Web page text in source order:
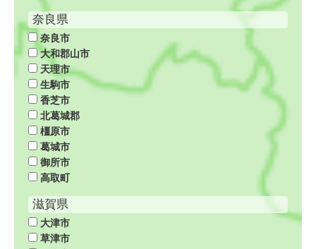
奈良県
奈良市
大和郡山市
天理市
生駒市
香芝市
北葛城郡
橿原市
葛城市
御所市
高取町
滋賀県
大津市
草津市